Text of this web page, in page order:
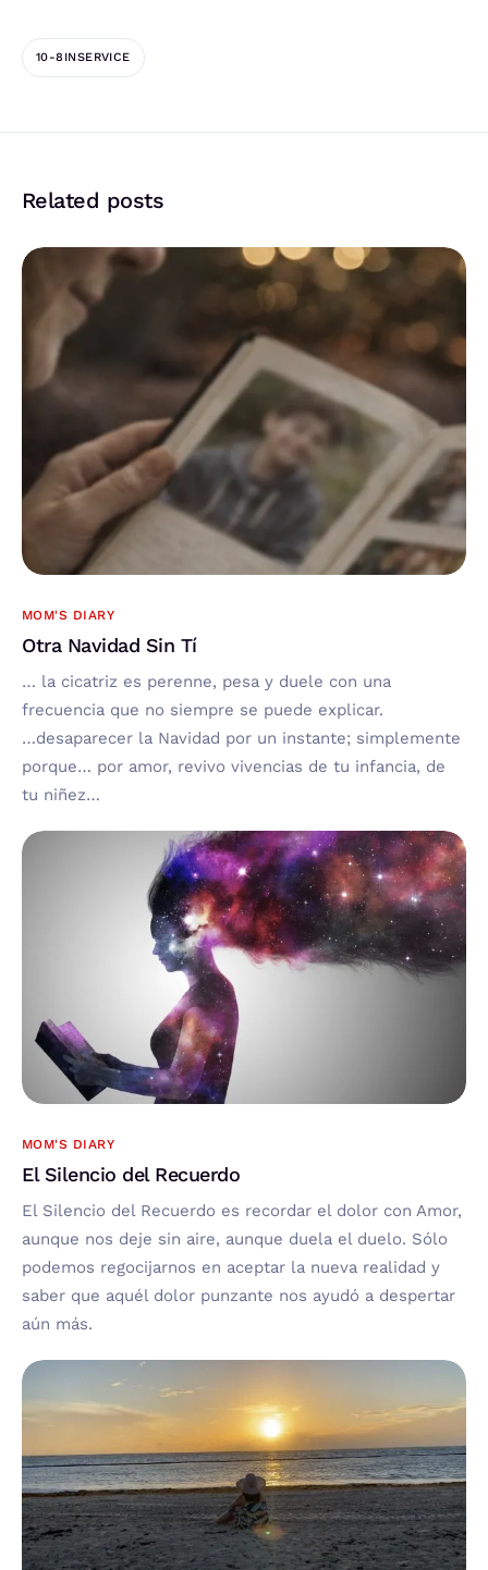
10-8INSERVICE
Related posts
MOM'S DIARY
Otra Navidad Sin Tí
… la cicatriz es perenne, pesa y duele con una
frecuencia que no siempre se puede explicar.
…desaparecer la Navidad por un instante; simplemente
porque… por amor, revivo vivencias de tu infancia, de
tu niñez…
MOM'S DIARY
El Silencio del Recuerdo
El Silencio del Recuerdo es recordar el dolor con Amor,
aunque nos deje sin aire, aunque duela el duelo. Sólo
podemos regocijarnos en aceptar la nueva realidad y
saber que aquél dolor punzante nos ayudó a despertar
aún más.